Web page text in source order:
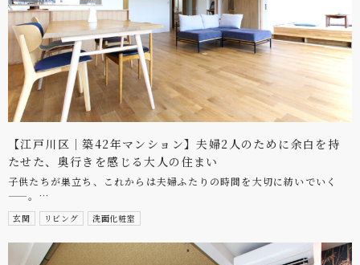
【江戸川区｜築42年マンション】夫婦2人のために余白を持
たせた、奥行きを感じる大人の住まい
子供たちが巣立ち、これからは夫婦ふたりの時間を大切に紡いでいく
——。…
玄関 リビング 洗面化粧室